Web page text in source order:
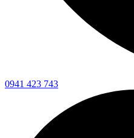
0941 423 743